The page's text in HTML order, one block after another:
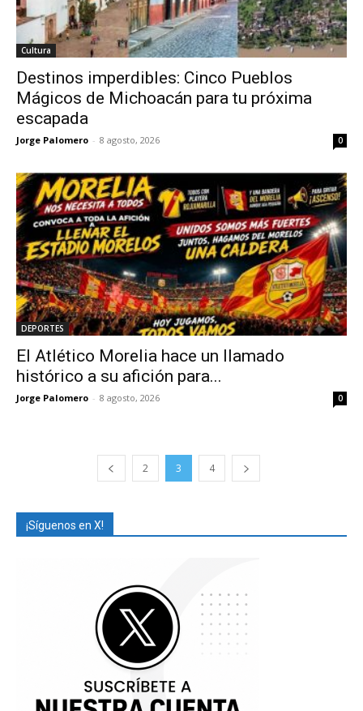
Cultura
Destinos imperdibles: Cinco Pueblos
Mágicos de Michoacán para tu próxima
escapada
Jorge Palomero - 8 agosto, 2026 0
DEPORTES
El Atlético Morelia hace un llamado
histórico a su afición para...
Jorge Palomero - 8 agosto, 2026 0
2 3 4
¡Síguenos en X!